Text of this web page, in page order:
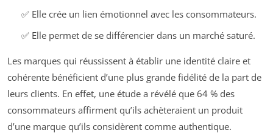
✅ Elle crée un lien émotionnel avec les consommateurs.
✅ Elle permet de se différencier dans un marché saturé.
Les marques qui réussissent à établir une identité claire et
cohérente bénéficient d’une plus grande fidélité de la part de
leurs clients. En effet, une étude a révélé que 64 % des
consommateurs affirment qu’ils achèteraient un produit
d’une marque qu’ils considèrent comme authentique.